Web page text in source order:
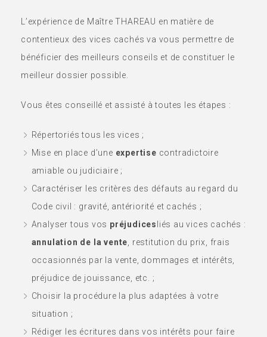
L’expérience de Maître THAREAU en matière de
contentieux des vices cachés va vous permettre de
bénéficier des meilleurs conseils et de constituer le
meilleur dossier possible.
Vous êtes conseillé et assisté à toutes les étapes :
Répertoriés tous les vices ;
Mise en place d’une expertise contradictoire
amiable ou judiciaire ;
Caractériser les critères des défauts au regard du
Code civil : gravité, antériorité et cachés ;
Analyser tous vos préjudices liés au vices cachés :
annulation de la vente , restitution du prix, frais
occasionnés par la vente, dommages et intérêts,
préjudice de jouissance, etc. ;
Choisir la procédure la plus adaptées à votre
situation ;
Rédiger les écritures dans vos intérêts pour faire